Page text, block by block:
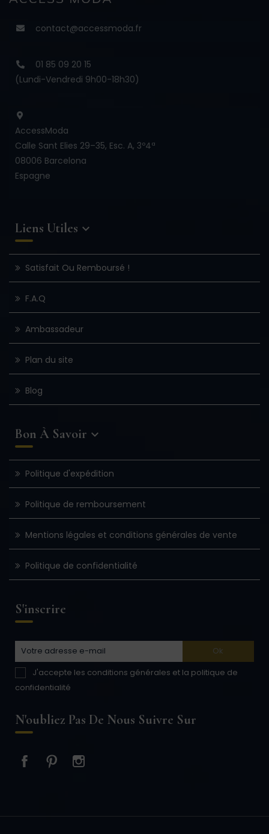
contact@accessmoda.fr
01 85 09 20 15
(Lundi-Vendredi 9h00-18h30)
AccessModa
Calle Sant Elies 29–35, Esc. A, 3º4ª
08006 Barcelona
Espagne
Liens Utiles 
Satisfait Ou Remboursé !
F.A.Q
Ambassadeur
Plan du site
Blog
Bon À Savoir 
Politique d'expédition
Politique de remboursement
Mentions légales et conditions générales de vente
Politique de confidentialité
S'inscrire
J'accepte les conditions générales et la politique de
confidentialité
N'oubliez Pas De Nous Suivre Sur
FacebookPinterest